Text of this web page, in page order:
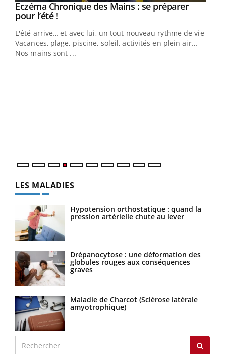
Youtube
Eczéma Chronique des Mains : se préparer
pour l’été !Youtube
L'été arrive… et avec lui, un tout nouveau rythme de vie !
Vacances, plage, piscine, soleil, activités en plein air…
Nos mains sont ...
LES MALADIES
Hypotension orthostatique : quand la
pression artérielle chute au lever
Drépanocytose : une déformation des
globules rouges aux conséquences
graves
Maladie de Charcot (Sclérose latérale
amyotrophique)